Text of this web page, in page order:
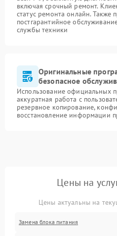
включая срочный ремонт.
статус ремонта онлайн. Также
постгарантийное
службы техники
Оригинальные
безопасное
Использование официальных
аккуратная работа с
резервное копирование,
восстановление информации
Цены на
Цены актуальны на
Замена блока питания